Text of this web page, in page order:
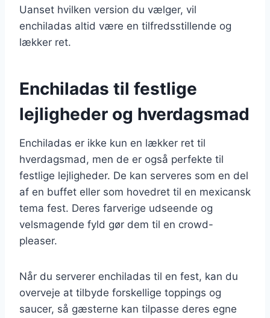
Uanset hvilken version du vælger, vil
enchiladas altid være en tilfredsstillende og
lækker ret.
Enchiladas til festlige
lejligheder og hverdagsmad
Enchiladas er ikke kun en lækker ret til
hverdagsmad, men de er også perfekte til
festlige lejligheder. De kan serveres som en del
af en buffet eller som hovedret til en mexicansk
tema fest. Deres farverige udseende og
velsmagende fyld gør dem til en crowd-
pleaser.
Når du serverer enchiladas til en fest, kan du
overveje at tilbyde forskellige toppings og
saucer, så gæsterne kan tilpasse deres egne